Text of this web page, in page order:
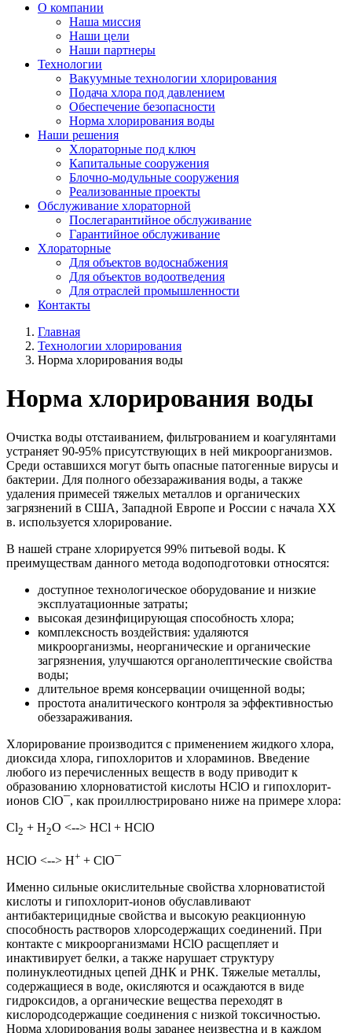
О компании
Наша миссия
Наши цели
Наши партнеры
Технологии
Вакуумные технологии хлорирования
Подача хлора под давлением
Обеспечение безопасности
Норма хлорирования воды
Наши решения
Хлораторные под ключ
Капитальные сооружения
Блочно-модульные сооружения
Реализованные проекты
Обслуживание хлораторной
Послегарантийное обслуживание
Гарантийное обслуживание
Хлораторные
Для объектов водоснабжения
Для объектов водоотведения
Для отраслей промышленности
Контакты
Главная
Технологии хлорирования
Норма хлорирования воды
Норма хлорирования воды
Очистка воды отстаиванием, фильтрованием и коагулянтами
устраняет 90-95% присутствующих в ней микроорганизмов.
Среди оставшихся могут быть опасные патогенные вирусы и
бактерии. Для полного обеззараживания воды, а также
удаления примесей тяжелых металлов и органических
загрязнений в США, Западной Европе и России с начала XX
в. используется хлорирование.
В нашей стране хлорируется 99% питьевой воды. К
преимуществам данного метода водоподготовки относятся:
доступное технологическое оборудование и низкие
эксплуатационные затраты;
высокая дезинфицирующая способность хлора;
комплексность воздействия: удаляются
микроорганизмы, неорганические и органические
загрязнения, улучшаются органолептические свойства
воды;
длительное время консервации очищенной воды;
простота аналитического контроля за эффективностью
обеззараживания.
Хлорирование производится с применением жидкого хлора,
диоксида хлора, гипохлоритов и хлораминов. Введение
любого из перечисленных веществ в воду приводит к
образованию хлорноватистой кислоты HClO и гипохлорит-
ионов ClO¯, как проиллюстрировано ниже на примере хлора:
Cl2 + H2O <--> HCl + HClO
HClO <--> H+ + ClO¯
Именно сильные окислительные свойства хлорноватистой
кислоты и гипохлорит-ионов обуславливают
антибактерицидные свойства и высокую реакционную
способность растворов хлорсодержащих соединений. При
контакте с микроорганизмами HClO расщепляет и
инактивирует белки, а также нарушает структуру
полинуклеотидных цепей ДНК и РНК. Тяжелые металлы,
содержащиеся в воде, окисляются и осаждаются в виде
гидроксидов, а органические вещества переходят в
кислородсодержащие соединения с низкой токсичностью.
Норма хлорирования воды заранее неизвестна и в каждом